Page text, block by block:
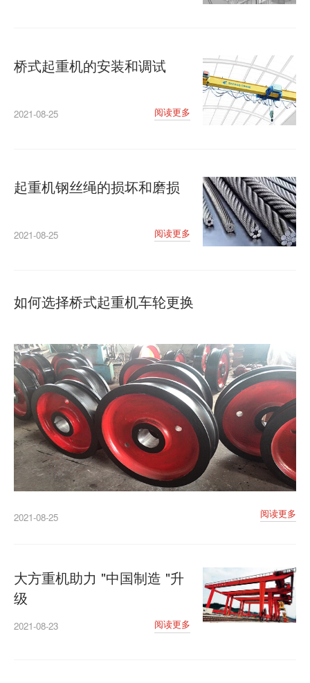
桥式起重机的安装和调试
2021-08-25 阅读更多
起重机钢丝绳的损坏和磨损
2021-08-25 阅读更多
如何选择桥式起重机车轮更换
2021-08-25 阅读更多
大方重机助力 "中国制造 "升
级
2021-08-23 阅读更多